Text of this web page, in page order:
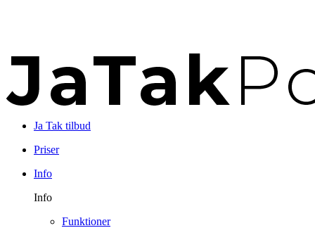
Ja Tak tilbud
Priser
Info
Info
Funktioner